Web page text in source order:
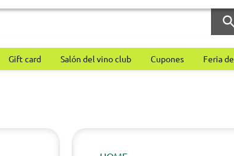
Gift card Salón del vino club Cupones Feria